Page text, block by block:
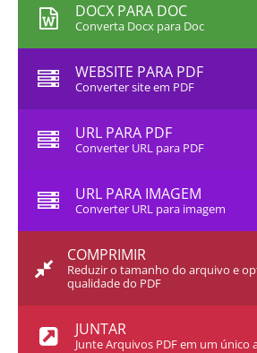
DOCX PARA DOC
Converta Docx para Doc
WEBSITE PARA PDF
Converter site em PDF
URL PARA PDF
Converter URL para PDF
URL PARA IMAGEM
Converter URL para imagem
COMPRIMIR
Reduzir o tamanho do arquivo e
qualidade do PDF
JUNTAR
Junte Arquivos PDF em um único